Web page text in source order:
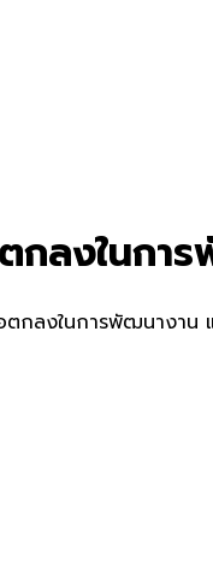
กลงในกา
ตกลงในการพัฒนางาน